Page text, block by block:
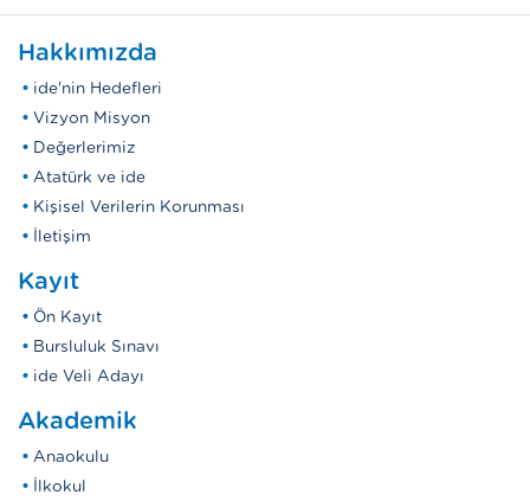
Hakkımızda
ide'nin Hedefleri
Vizyon Misyon
Değerlerimiz
Atatürk ve ide
Kişisel Verilerin Korunması
İletişim
Kayıt
Ön Kayıt
Bursluluk Sınavı
ide Veli Adayı
Akademik
Anaokulu
İlkokul